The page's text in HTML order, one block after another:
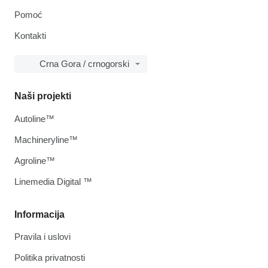
Pomoć
Kontakti
Crna Gora / crnogorski
Informacija
Pravila i uslovi
Politika privatnosti
Naši projekti
Autoline™
Machineryline™
Agroline™
Linemedia Digital ™